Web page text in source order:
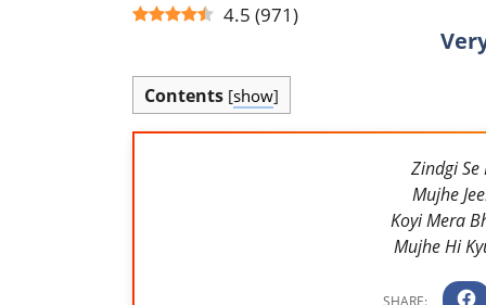
4.5 (971)
Contents [show]
Zindgi
Mujhe
Koyi Mera
Mujhe Hi